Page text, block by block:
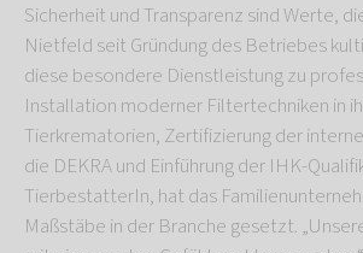
Sicherheit und Transparenz sind Werte,
Nietfeld seit Gründung des Betriebes
diese besondere Dienstleistung zu
Installation moderner Filtertechniken in
Tierkrematorien, Zertifizierung der
die DEKRA und Einführung der IHK-
TierbestatterIn, hat das
Maßstäbe in der Branche gesetzt.